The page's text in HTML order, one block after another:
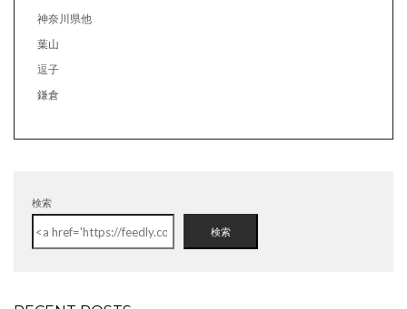
神奈川県他
葉山
逗子
鎌倉
検索
検索